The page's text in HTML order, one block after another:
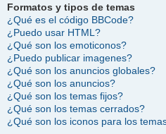
Formatos y tipos de temas
¿Qué es el código BBCode?
¿Puedo usar HTML?
¿Qué son los emoticonos?
¿Puedo publicar imagenes?
¿Qué son los anuncios globales?
¿Qué son los anuncios?
¿Qué son los temas fijos?
¿Qué son los temas cerrados?
¿Qué son los iconos para los